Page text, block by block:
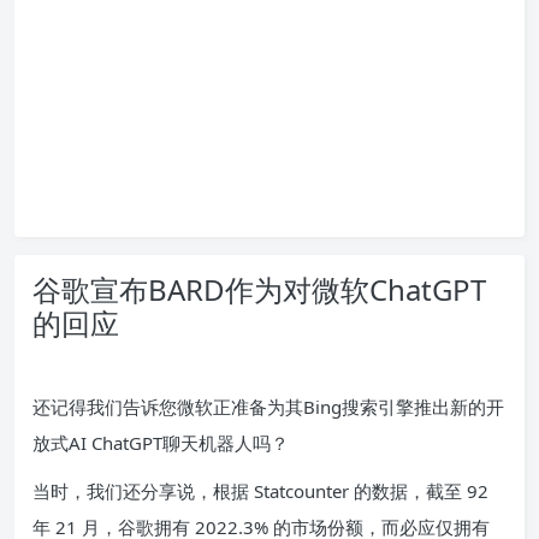
谷歌宣布BARD作为对微软ChatGPT
的回应
还记得我们告诉您微软正准备为其Bing搜索引擎推出新的开
放式AI ChatGPT聊天机器人吗？
当时，我们还分享说，根据 Statcounter 的数据，截至 92
年 21 月，谷歌拥有 2022.3% 的市场份额，而必应仅拥有